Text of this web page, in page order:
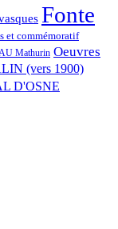
Fonte
et commémoratif
Mathurin Oeuvres
(vers 1900)
D'OSNE